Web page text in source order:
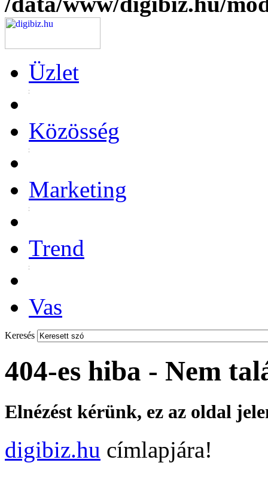
Üzlet
Közösség
Marketing
Trend
Vas
Keresés
404-es hiba - Nem
Elnézést kérünk, ez az oldal
digibiz.hu címlapjára!